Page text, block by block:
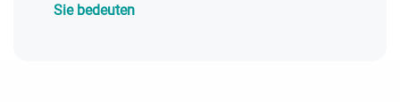
Sie bedeuten